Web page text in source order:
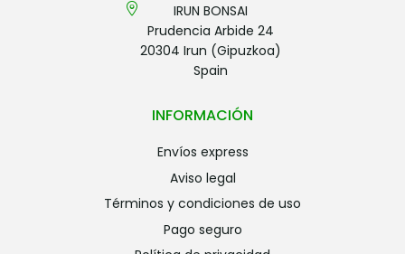
IRUN BONSAI
Prudencia Arbide 24
20304 Irun (Gipuzkoa)
Spain
INFORMACIÓN
envíos express
aviso legal
términos y condiciones de uso
pago seguro